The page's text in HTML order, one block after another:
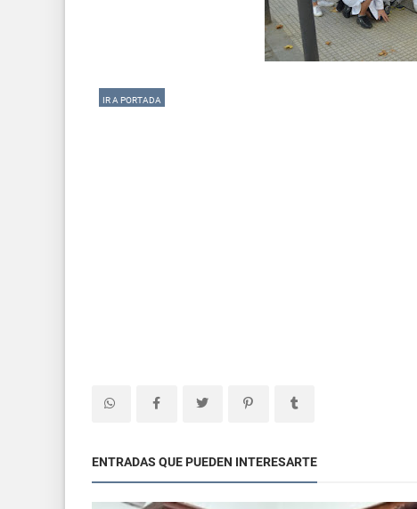
IR A PORTADA
ENTRADAS QUE PUEDEN INTERESARTE